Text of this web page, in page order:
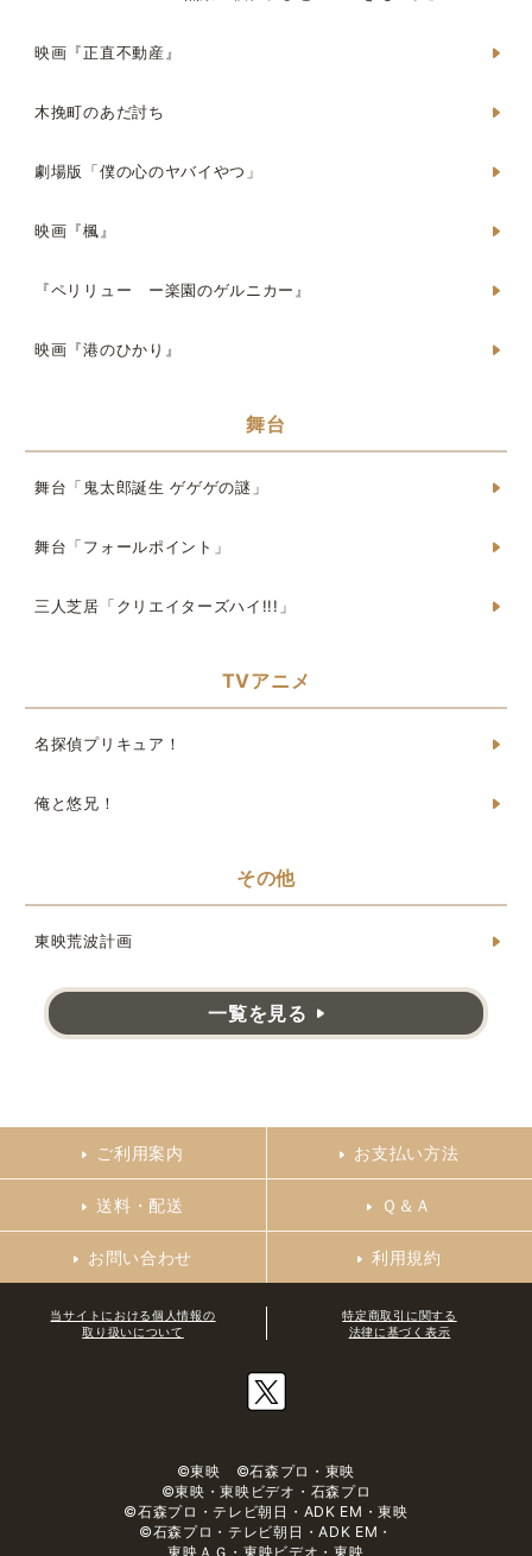
映画『正直不動産』
木挽町のあだ討ち
劇場版「僕の心のヤバイやつ」
映画『楓』
『ペリリュー ー楽園のゲルニカー』
映画『港のひかり』
舞台
舞台「鬼太郎誕生 ゲゲゲの謎」
舞台「フォールポイント」
三人芝居「クリエイターズハイ!!!」
TVアニメ
名探偵プリキュア！
俺と悠兄！
その他
東映荒波計画
一覧を見る
ご利用案内 お支払い方法
送料・配送 Ｑ＆Ａ
お問い合わせ 利用規約
当サイトにおける個人情報の
取り扱いについて
特定商取引に関する
法律に基づく表示
©東映 ©石森プロ・東映
©東映・東映ビデオ・石森プロ
©石森プロ・テレビ朝日・ADK EM・東映
©石森プロ・テレビ朝日・ADK EM・
東映ＡＧ・東映ビデオ・東映